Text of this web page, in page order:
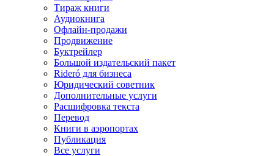
Тираж книги
Аудиокнига
Офлайн-продажи
Продвижение
Буктрейлер
Большой издательский пакет
Rideró для бизнеса
Юридический советник
Дополнительные услуги
Расшифровка текста
Перевод
Книги в аэропортах
Публикация
Все услуги